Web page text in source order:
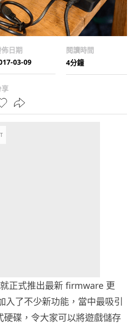
日期
03-09
閱讀時間
4分鐘
享
正式推出最新 firmware 更
入了不少新功能，當中最吸引
硬碟，令大家可以將遊戲儲存